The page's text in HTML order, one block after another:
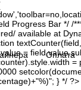
Progress Bar */ /
available at
=
} */ ?>
Оплата